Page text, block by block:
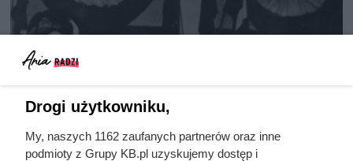
Drogi użytkowniku,
My, naszych 1162 zaufanych partnerów oraz inne
podmioty z Grupy KB.pl uzyskujemy dostęp i